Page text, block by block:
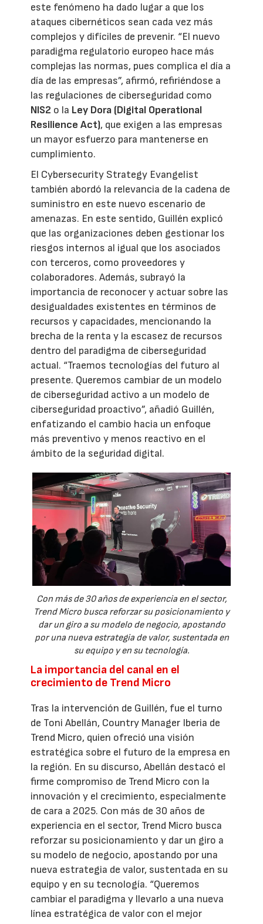
este fenómeno ha dado lugar a que los
ataques cibernéticos sean cada vez más
complejos y difíciles de prevenir. “El nuevo
paradigma regulatorio europeo hace más
complejas las normas, pues complica el día a
día de las empresas”, afirmó, refiriéndose a
las regulaciones de ciberseguridad como
NIS2 o la Ley Dora (Digital Operational
Resilience Act), que exigen a las empresas
un mayor esfuerzo para mantenerse en
cumplimiento.
El Cybersecurity Strategy Evangelist
también abordó la relevancia de la cadena de
suministro en este nuevo escenario de
amenazas. En este sentido, Guillén explicó
que las organizaciones deben gestionar los
riesgos internos al igual que los asociados
con terceros, como proveedores y
colaboradores. Además, subrayó la
importancia de reconocer y actuar sobre las
desigualdades existentes en términos de
recursos y capacidades, mencionando la
brecha de la renta y la escasez de recursos
dentro del paradigma de ciberseguridad
actual. “Traemos tecnologías del futuro al
presente. Queremos cambiar de un modelo
de ciberseguridad activo a un modelo de
ciberseguridad proactivo”, añadió Guillén,
enfatizando el cambio hacia un enfoque
más preventivo y menos reactivo en el
ámbito de la seguridad digital.
Con más de 30 años de experiencia en el sector,
Trend Micro busca reforzar su posicionamiento y
dar un giro a su modelo de negocio, apostando
por una nueva estrategia de valor, sustentada en
su equipo y en su tecnología.
La importancia del canal en el
crecimiento de Trend Micro
Tras la intervención de Guillén, fue el turno
de Toni Abellán, Country Manager Iberia de
Trend Micro, quien ofreció una visión
estratégica sobre el futuro de la empresa en
la región. En su discurso, Abellán destacó el
firme compromiso de Trend Micro con la
innovación y el crecimiento, especialmente
de cara a 2025. Con más de 30 años de
experiencia en el sector, Trend Micro busca
reforzar su posicionamiento y dar un giro a
su modelo de negocio, apostando por una
nueva estrategia de valor, sustentada en su
equipo y en su tecnología. “Queremos
cambiar el paradigma y llevarlo a una nueva
línea estratégica de valor con el mejor